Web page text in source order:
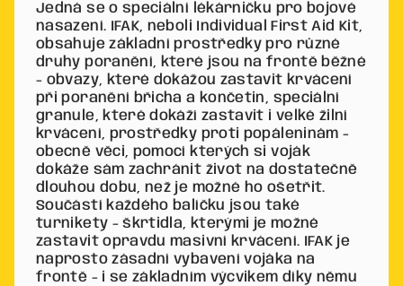
Jedná se o speciální lékárničku pro bojové
nasazení. IFAK, neboli Individual First Aid Kit,
obsahuje základní prostředky pro různé
druhy poranění, které jsou na frontě běžné
- obvazy, které dokážou zastavit krvácení
při poranění břicha a končetin, speciální
granule, které dokáží zastavit i velké žilní
krvácení, prostředky proti popáleninám -
obecně věci, pomocí kterých si voják
dokáže sám zachránit život na dostatečně
dlouhou dobu, než je možné ho ošetřit.
Součástí každého balíčku jsou také
turnikety - škrtidla, kterými je možné
zastavit opravdu masivní krvácení. IFAK je
naprosto zásadní vybavení vojáka na
frontě - i se základním výcvikem díky němu